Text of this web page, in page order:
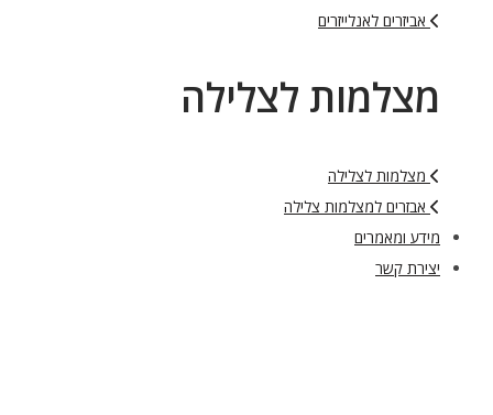
אביזרים לאנלייזרים
מצלמות לצלילה
מצלמות לצלילה
אבזרים למצלמות צלילה
מידע ומאמרים
יצירת קשר